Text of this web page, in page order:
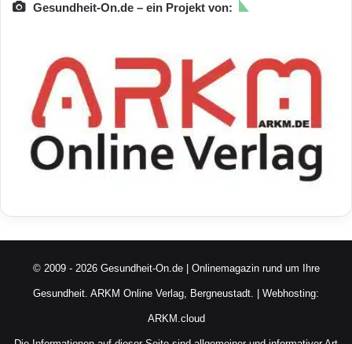
Gesundheit-On.de – ein Projekt von:
© 2009 - 2026 Gesundheit-On.de | Onlinemagazin rund um Ihre
Gesundheit. ARKM Online Verlag, Bergneustadt. | Webhosting:
ARKM.cloud